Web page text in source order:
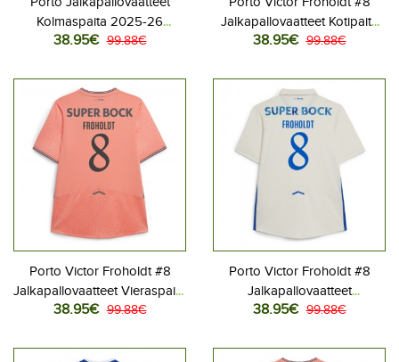
Kolmaspaita 2025-26
Lyhythihainen
38.95€ 99.88€
Jalkapallovaatteet Kotipaita
2025-26 Lyhythihainen
38.95€ 99.88€
Porto Victor Froholdt #8
Jalkapallovaatteet Vieraspaita
2025-26 Lyhythihainen
38.95€ 99.88€
Porto Victor Froholdt #8
Jalkapallovaatteet
Kolmaspaita 2025-26
38.95€ 99.88€